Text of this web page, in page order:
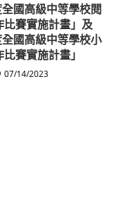
全國高級中等學校閱
比賽實施計畫」及
全國高級中等學校小
賽實施計畫」
07/14/2023